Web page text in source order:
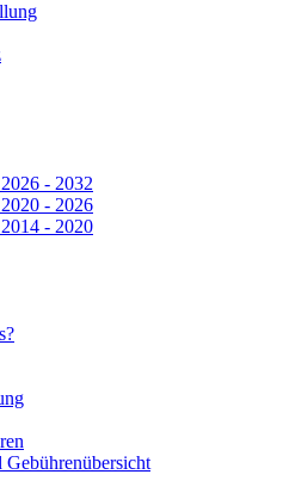
- 2032
- 2026
- 2020
Gebührenübersicht